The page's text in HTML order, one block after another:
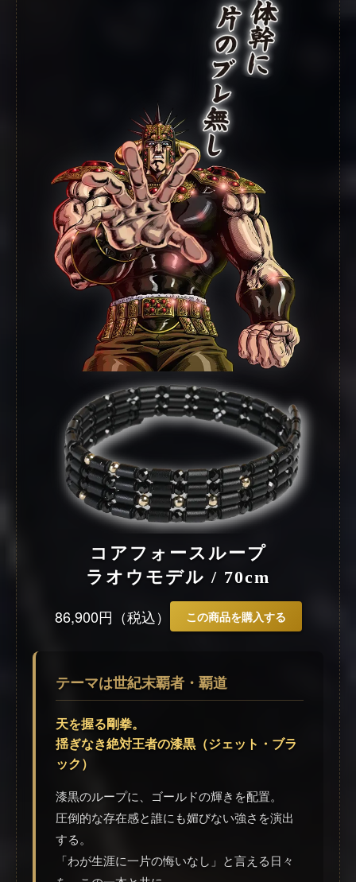
コアフォースループ
ラオウモデル / 70cm
86,900円（税込） この商品を購入する
テーマは世紀末覇者・覇道
天を握る剛拳。
揺ぎなき絶対王者の漆黒（ジェット・ブラ
ック）
漆黒のループに、ゴールドの輝きを配置。
圧倒的な存在感と誰にも媚びない強さを演出
する。
「わが生涯に一片の悔いなし」と言える日々